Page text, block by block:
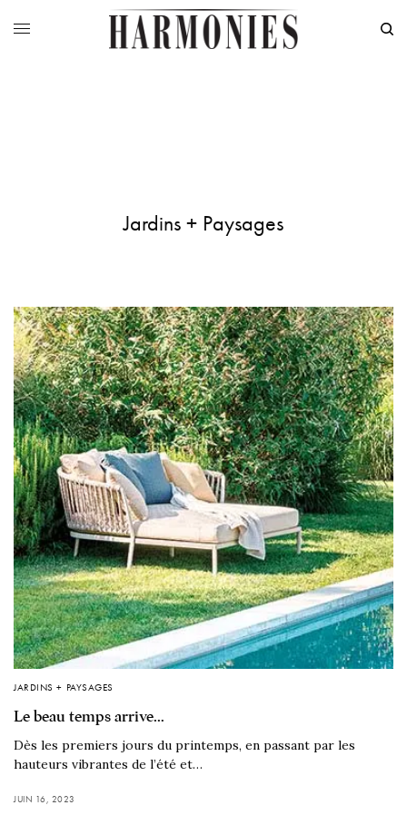
Jardins + Paysages
JARDINS + PAYSAGES
Le beau temps arrive…
Dès les premiers jours du printemps, en passant par les
hauteurs vibrantes de l’été et…
JUIN 16, 2023